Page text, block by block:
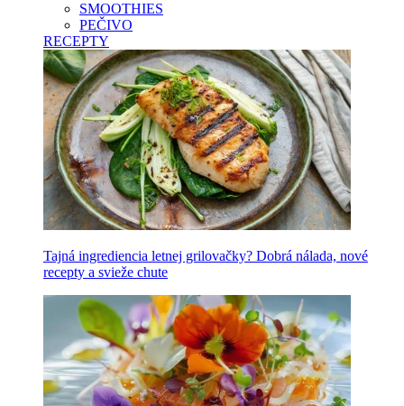
SMOOTHIES
PEČIVO
RECEPTY
Tajná ingrediencia letnej grilovačky? Dobrá nálada, nové
recepty a svieže chute